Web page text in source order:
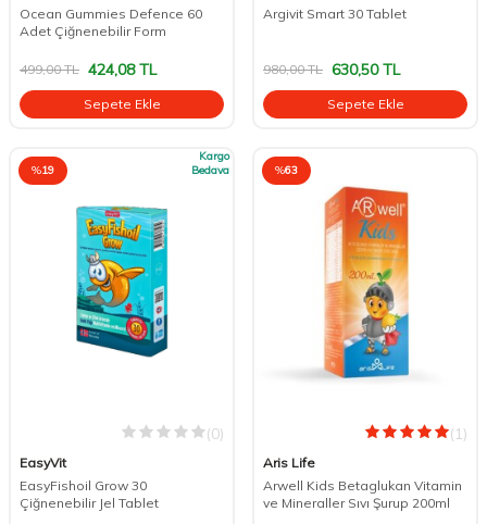
Ocean Gummies Defence 60
Adet Çiğnenebilir Form
499,00TL 424,08TL
Sepete Ekle
Argivit Smart 30 Tablet
980,00TL 630,50TL
Sepete Ekle
%19
Kargo
Bedava
(0)
EasyVit
EasyFishoil Grow 30
Çiğnenebilir Jel Tablet
%63
(1)
Aris Life
Arwell Kids Betaglukan Vitamin
ve Mineraller Sıvı Şurup 200ml